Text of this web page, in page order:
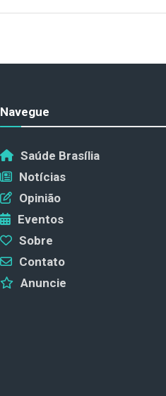
Navegue
Saúde Brasília
Notícias
Opinião
Eventos
Sobre
Contato
Anuncie